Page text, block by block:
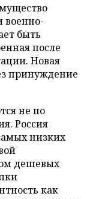
военно-
быть
после
Новая
принуждение
не по
Россия
низких
дешевых
как